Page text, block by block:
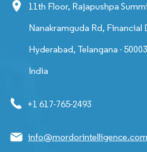
11th Floor, Rajapushpa
Nanakramguda Rd,
Hyderabad, Telangana -
India
+1 617-765-2493
info@mordorintelligence.com